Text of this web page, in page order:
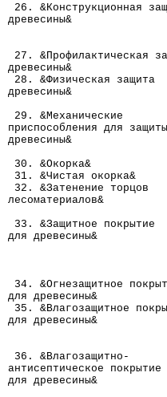
26. &Конструкционная
древесины&
27. &Профилактическая
древесины&
28. &Физическая защита
древесины&
29. &Механические
приспособления для
древесины&
30. &Окорка&
31. &Чистая окорка&
32. &Затенение торцов
лесоматериалов&
33. &Защитное покрытие
для древесины&
34. &Огнезащитное
для древесины&
35. &Влагозащитное
для древесины&
36. &Влагозащитно-
антисептическое
для древесины&